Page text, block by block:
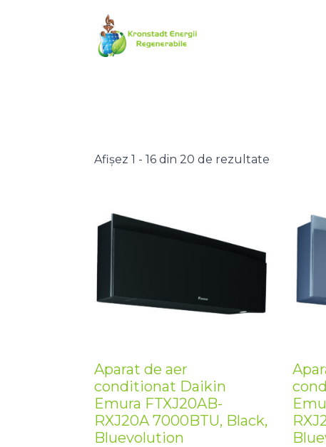
Afișez 1 - 16 din 20 de rezultate
Aparat de aer
conditionat Daikin
Emura FTXJ20AB-
RXJ20A 7000BTU, Black,
Bluevolution